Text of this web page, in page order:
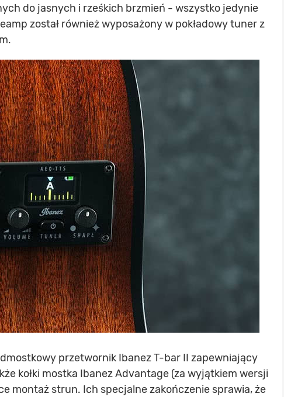
do jasnych i rześkich brzmień - wszystko jedynie
został również wyposażony w pokładowy tuner z
przetwornik Ibanez T-bar II zapewniający
kołki mostka Ibanez Advantage (za wyjątkiem wersji
montaż strun. Ich specjalne zakończenie sprawia, że